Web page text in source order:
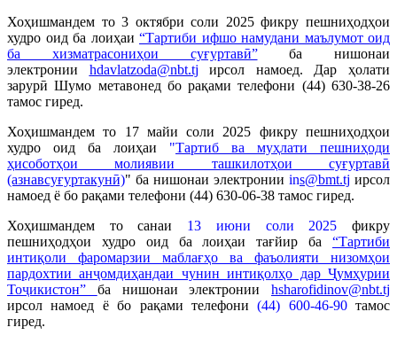
Хоҳишмандем то 3 октябри соли 2025 фикру пешниҳодҳои
худро оид ба лоиҳаи “Тартиби ифшо намудани маълумот оид
ба хизматрасониҳои суғуртавӣ”
ба нишонаи
электронии hdavlatzoda@nbt.tj
ирсол намоед. Дар ҳолати
зарурӣ Шумо метавонед бо рақами телефони (44) 630-38-26
тамос гиред.
Хоҳишмандем то 17 майи соли 2025 фикру пешниҳодҳои
худро оид ба лоиҳаи "Тартиб ва муҳлати пешниҳоди
ҳисоботҳои молиявии ташкилотҳои суғуртавӣ
(азнавсуғуртакунӣ)" ба нишонаи электронии ins@bmt.tj ирсол
намоед ё бо рақами телефони (44) 630-06-38 тамос гиред.
Хоҳишмандем то санаи 13 июни соли 2025 фикру
пешниҳодҳои худро оид ба лоиҳаи тағйир ба “Тартиби
интиқоли фаромарзии маблағҳо ва фаъолияти низомҳои
пардохтии анҷомдиҳандаи чунин интиқолҳо дар Ҷумҳурии
Тоҷикистон”
ба нишонаи электронии hsharofidinov@nbt.tj
ирсол намоед ё бо рақами телефони(44) 600-46-90тамос
гиред.